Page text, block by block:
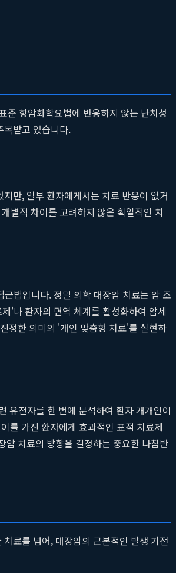
준 항암화학요법에 반응하지 않는 난치성
목받고 있습니다.
만, 일부 환자에게서는 치료 반응이 없거
별적 차이를 고려하지 않은 획일적인 치
법입니다. 정밀 의학 대장암 치료는 암 조
'나 환자의 면역 체계를 활성화하여 암세
정한 의미의 '개인 맞춤형 치료'를 실현하
전자를 한 번에 분석하여 환자 개개인이
를 가진 환자에게 효과적인 표적 치료제
치료의 방향을 결정하는 중요한 나침반
료를 넘어, 대장암의 근본적인 발생 기전